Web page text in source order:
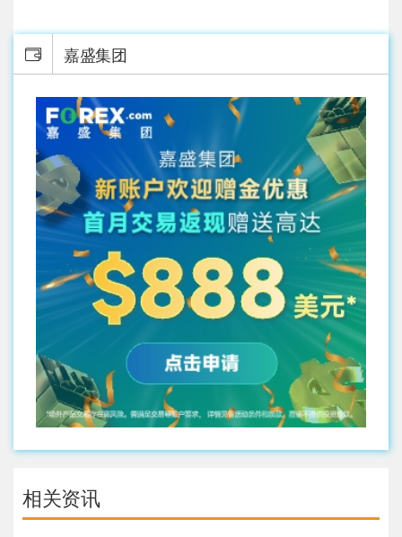
嘉盛集团
相关资讯